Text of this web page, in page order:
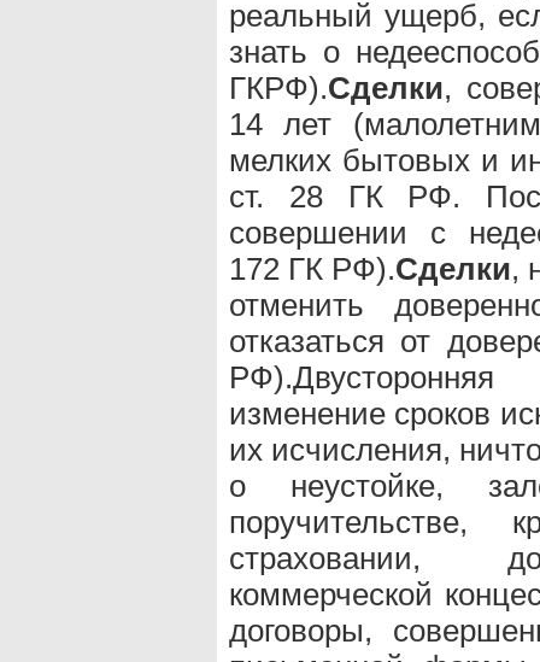
реальный ущерб,
знать о
ГКРФ).Сделки,
14 лет
мелких бытовых и
ст. 28 ГК РФ.
совершении с
172 ГК РФ).Сделки,
отменить
отказаться от
РФ).Двусторонняя
изменение сроков
их исчисления,
о неустойке,
поручительстве,
страховании,
коммерческой
договоры,